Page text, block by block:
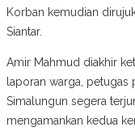
Korban kemudian
Siantar.
Amir Mahmud diakhir
laporan warga, petugas
Simalungun segera
mengamankan kedua